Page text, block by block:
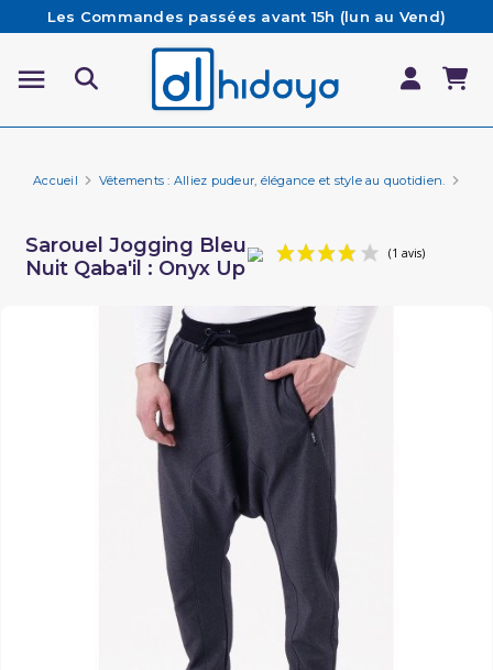
Les Commandes passées avant 15h (lun au Vend)
sont préparées et expédiées le jour même
Besoin d'aide ? Retrouvez notre FAQ
Livraison offerte à partir de 65€ d'achat*
Accueil Vêtements : Alliez pudeur, élégance et style au quotidien.
Sarouel Jogging Bleu
Nuit Qaba'il : Onyx Up